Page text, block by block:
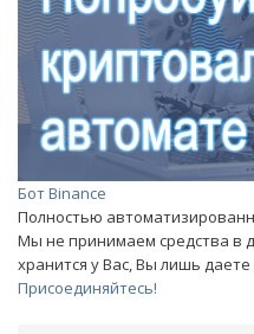
Бот Binance
Полностью
Мы не принимаем средства в
хранится у Вас, Вы лишь
Присоединяйтесь!